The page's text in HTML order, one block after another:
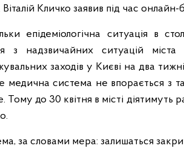
Кличко заявив під час онлайн-
епідеміологічна ситуація в
з надзвичайних ситуацій
заходів у Києві на два
медична система не впорається з
Тому до 30 квітня в місті діятимуть
за словами мера: залишаться